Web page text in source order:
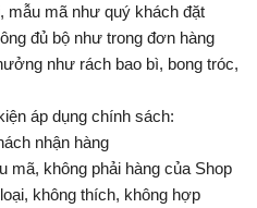
mẫu mã như quý khách đặt
đủ bộ như trong đơn hàng
như rách bao bì, bong tróc,
áp dụng chính sách:
nhận hàng
mã, không phải hàng của Shop
không thích, không hợp